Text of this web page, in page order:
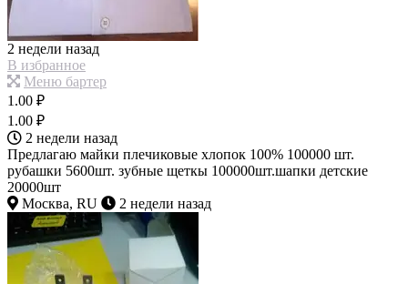
2 недели назад
В избранное
Меню бартер
1.00 ₽
1.00 ₽
2 недели назад
Предлагаю майки плечиковые хлопок 100% 100000 шт.
рубашки 5600шт. зубные щеткы 100000шт.шапки детские
20000шт
Москва, RU
2 недели назад